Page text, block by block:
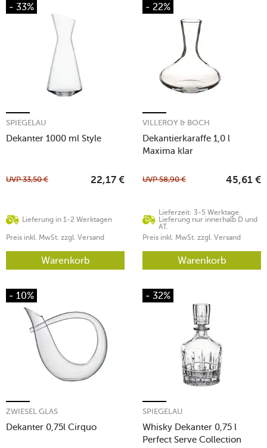
- 33%
Dekanter 1000 ml Style
SPIEGELAU
Lieferung in 1-2 Werktagen
UVP33,50 € 22,17 €
Preis inkl. MwSt. zzgl. Versand
Warenkorb
- 22%
Dekantierkaraffe 1,0 l
Maxima klar
VILLEROY & BOCH
Lieferzeit: 3-5 Werktage.
Lieferung nur innerhalb D und
AT.
UVP58,90 € 45,61 €
Preis inkl. MwSt. zzgl. Versand
Warenkorb
- 10%
Dekanter 0,75l Cirquo
ZWIESEL GLAS
- 32%
Whisky Dekanter 0,75 l
Perfect Serve Collection
SPIEGELAU